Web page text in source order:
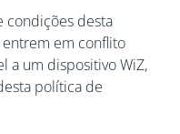
condições desta
em conflito
a um dispositivo WiZ,
política de